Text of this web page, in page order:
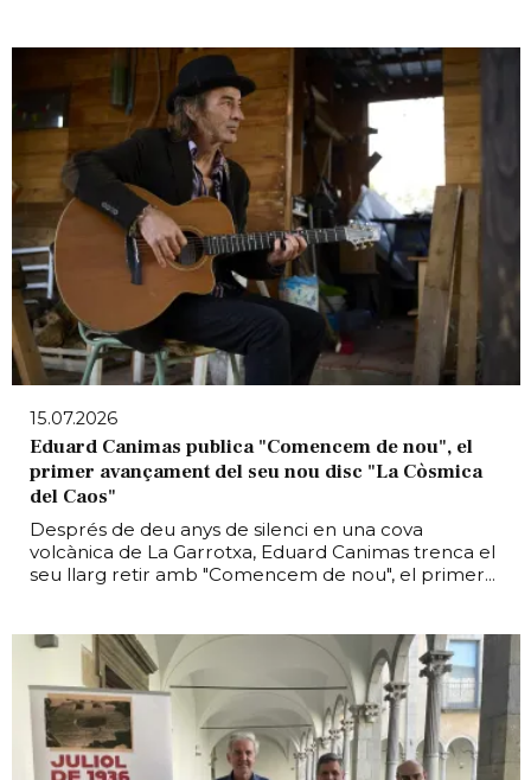
15.07.2026
Eduard Canimas publica "Comencem de nou", el
primer avançament del seu nou disc "La Còsmica
del Caos"
Després de deu anys de silenci en una cova
volcànica de La Garrotxa, Eduard Canimas trenca el
seu llarg retir amb "Comencem de nou", el primer...